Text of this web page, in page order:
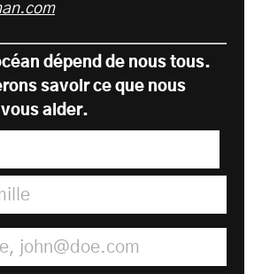
dépend de nous tous.
savoir ce que nous
aider.
*